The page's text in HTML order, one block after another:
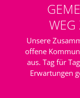
WEG
Unsere
offene
aus. Tag für
Erwartungen